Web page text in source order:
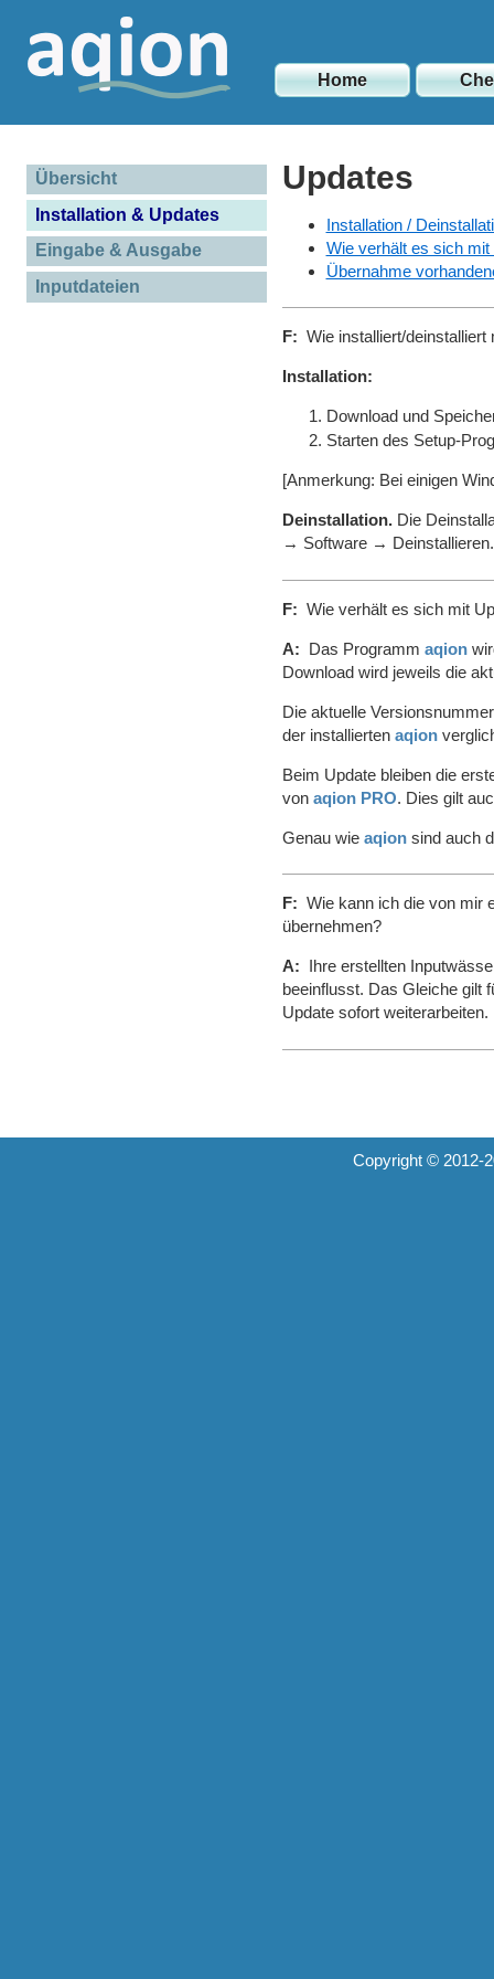
Home
Übersicht
Installation & Updates
Eingabe & Ausgabe
Inputdateien
Updates
Installation /
Wie verhält es sich mit
Übernahme
F: Wie installiert/deinstalliert
Installation:
Download und
Starten des Setup-
[Anmerkung: Bei einigen
Deinstallation.Die
→ Software →
F: Wie verhält es sich mit
A: Das Programm aqion
Download wird jeweils die
Die aktuelle
der installierten aqion
Beim Update bleiben die
von aqion PRO. Dies gilt
Genau wie aqionsind auch
F: Wie kann ich die von mir
übernehmen?
A: Ihre erstellten
beeinflusst. Das Gleiche gilt
Update sofort weiterarbeiten.
Copyright ©